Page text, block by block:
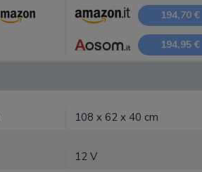
194,70 €
194,95 €
108 x 62 x 40 cm
12 V